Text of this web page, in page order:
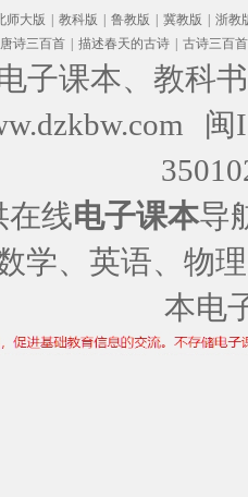
师大版 教科版 鲁教版 冀教版
浙教
唐诗三百首 描述春天的古诗 古诗三百首
子课本、教科
闽
在线电子课本导
学、英语、物
本电